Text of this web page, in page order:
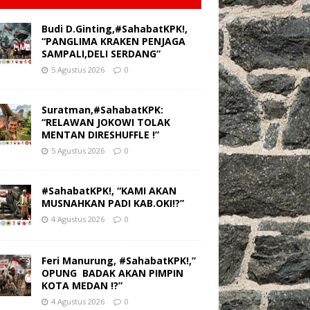
Budi D.Ginting,#SahabatKPK!,
“PANGLIMA KRAKEN PENJAGA
SAMPALI,DELI SERDANG”
5 Agustus 2026 0
Suratman,#SahabatKPK:
“RELAWAN JOKOWI TOLAK
MENTAN DIRESHUFFLE !”
5 Agustus 2026 0
#SahabatKPK!, “KAMI AKAN
MUSNAHKAN PADI KAB.OKI!?”
4 Agustus 2026 0
Feri Manurung, #SahabatKPK!,”
OPUNG BADAK AKAN PIMPIN
KOTA MEDAN !?”
4 Agustus 2026 0